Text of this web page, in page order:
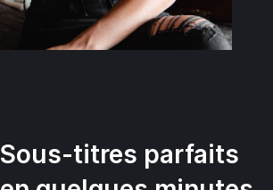
Sous-titres parfaits